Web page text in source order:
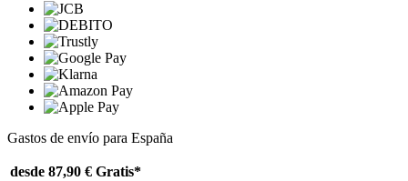
Gastos de envío para España
desde 87,90 € Gratis*